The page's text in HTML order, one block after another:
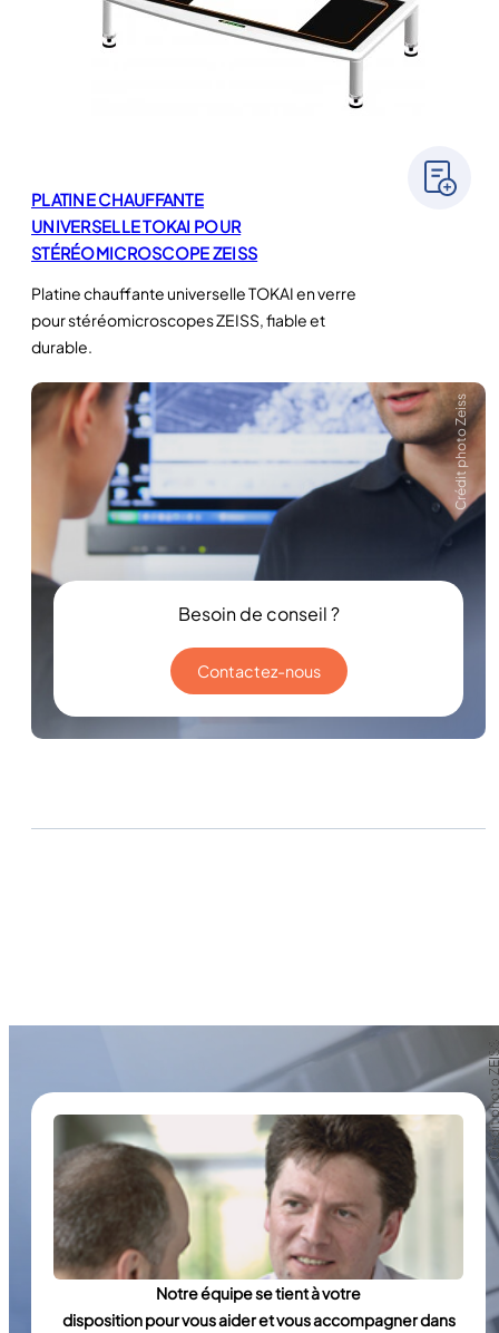
PLATINE CHAUFFANTE
UNIVERSELLE TOKAI POUR
STÉRÉOMICROSCOPE ZEISS
Platine chauffante universelle TOKAI en verre
pour stéréomicroscopes ZEISS, fiable et
durable.
Crédit photo Zeiss
Besoin de conseil ?
Contactez-nous
Crédit
Crédit
Notre équipe se tient à votre
disposition pour vous aider et vous accompagner dans